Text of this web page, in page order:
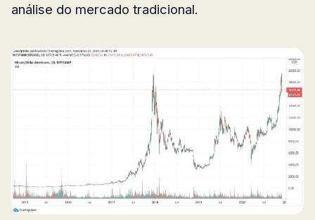
análise do mercado tradicional.